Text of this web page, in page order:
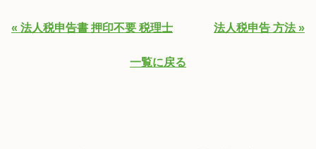
« 法人税申告書 押印不要 税理士 法人税申告 方法 »
一覧に戻る